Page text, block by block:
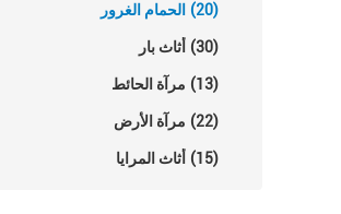
الحمام الغرور (20)
أثاث بار (30)
مرآة الحائط (13)
مرآة الأرض (22)
أثاث المرايا (15)